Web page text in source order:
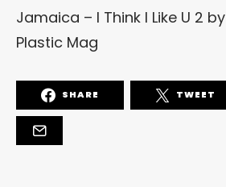
Jamaica – I Think I Like U 2 by
Plastic Mag
SHARE TWEET